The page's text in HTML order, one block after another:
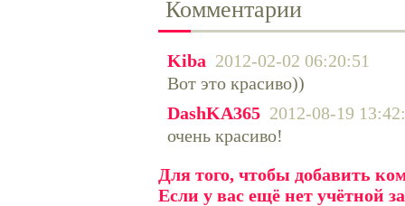
Комментарии
Kiba 2012-02-02 06:20:51
Вот это красиво))
DashKA365 2012-08-19
очень красиво!
Для того, чтобы добавить
Если у вас ещё нет учётной